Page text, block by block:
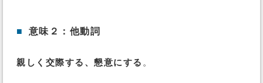
■ 意味２：他動詞
親しく交際する、懇意にする 。